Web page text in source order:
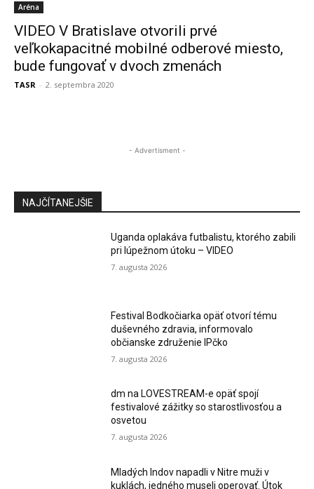
Aréna
VIDEO V Bratislave otvorili prvé
veľkokapacitné mobilné odberové miesto,
bude fungovať v dvoch zmenách
TASR - 2. septembra 2020
- Advertisment -
NAJČÍTANEJŠIE
Uganda oplakáva futbalistu, ktorého zabili
pri lúpežnom útoku – VIDEO
7. augusta 2026
Festival Bodkočiarka opäť otvorí tému
duševného zdravia, informovalo
občianske združenie IPčko
7. augusta 2026
dm na LOVESTREAM-e opäť spojí
festivalové zážitky so starostlivosťou a
osvetou
7. augusta 2026
Mladých Indov napadli v Nitre muži v
kuklách, jedného museli operovať. Útok